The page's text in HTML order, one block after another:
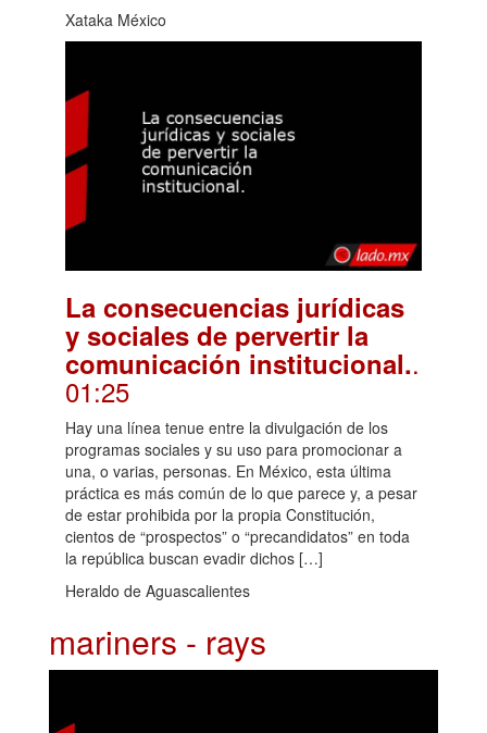
Xataka México
La consecuencias jurídicas
y sociales de pervertir la
comunicación institucional..
01:25
Hay una línea tenue entre la divulgación de los
programas sociales y su uso para promocionar a
una, o varias, personas. En México, esta última
práctica es más común de lo que parece y, a pesar
de estar prohibida por la propia Constitución,
cientos de “prospectos” o “precandidatos” en toda
la república buscan evadir dichos […]
Heraldo de Aguascalientes
mariners - rays